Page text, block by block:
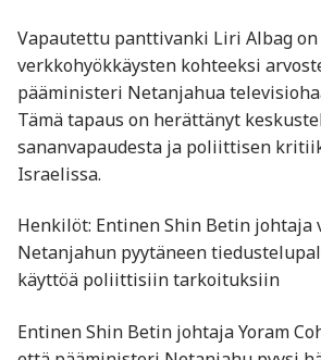
Vapautettu panttivanki Liri Albag
verkkohyökkäysten kohteeksi
pääministeri Netanjahua
Tämä tapaus on herättänyt
sananvapaudesta ja poliittisen
Israelissa. ​
Henkilöt: Entinen Shin Betin johtaja
Netanjahun pyytäneen
käyttöä poliittisiin tarkoituksiin
Entinen Shin Betin johtaja Yoram